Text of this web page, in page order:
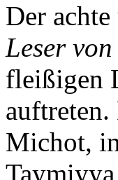
Der
Leser
fleißigen
Michot,